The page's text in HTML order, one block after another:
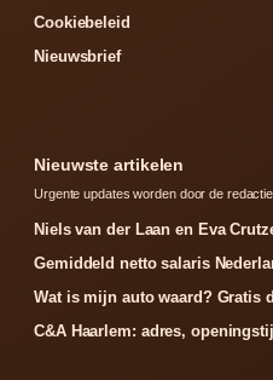
Cookiebeleid
Nieuwsbrief
Nieuwste artikelen
Urgente updates worden door de
Niels van der Laan en Eva
Gemiddeld netto salaris
Wat is mijn auto waard? Gratis
C&A Haarlem: adres,